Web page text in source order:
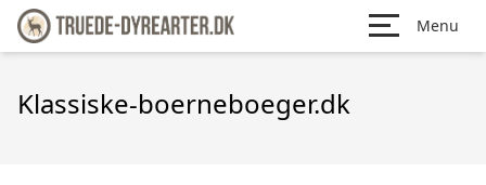
Menu
Klassiske-boerneboeger.dk